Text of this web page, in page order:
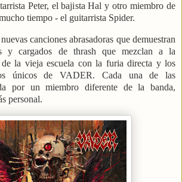
Peter, el bajista Hal y otro miembro de
tiempo - el guitarrista Spider.
canciones abrasadoras que demuestran
y cargados de thrash que mezclan a la
la vieja escuela con la furia directa y los
únicos de VADER. Cada una de las
por un miembro diferente de la banda,
personal.